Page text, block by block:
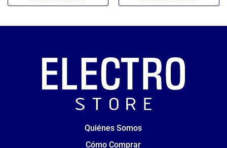
Quiénes Somos
Cómo Comprar